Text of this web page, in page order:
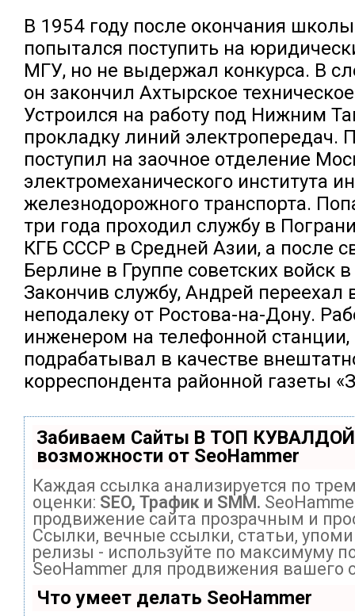
В 1954 году после окончания
попытался поступить на
МГУ, но не выдержал конкурса. В
он закончил Ахтырское
Устроился на работу под Нижним
прокладку линий электропередач.
поступил на заочное отделение
электромеханического института
железнодорожного транспорта.
три года проходил службу в
КГБ СССР в Средней Азии, а после
Берлине в Группе советских войск
Закончив службу, Андрей переехал
неподалеку от Ростова-на-Дону.
инженером на телефонной станции,
подрабатывал в качестве
корреспондента районной газеты
Забиваем Сайты В ТОП
возможности от SeoHammer
Каждая ссылка анализируется по
оценки: SEO, Трафик и SMM.
продвижение сайта прозрачным и
Ссылки, вечные ссылки, статьи,
релизы - используйте по максимуму
SeoHammer для продвижения вашего
Что умеет делать SeoHammer